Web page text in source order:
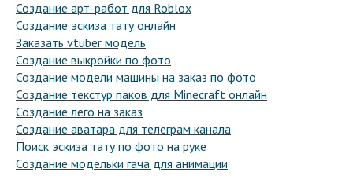
Создание арт-работ для Roblox
Создание эскиза тату онлайн
Заказать vtuber модель
Создание выкройки по фото
Создание модели машины на заказ по фото
Создание текстур паков для Minecraft онлайн
Создание лего на заказ
Создание аватара для телеграм канала
Поиск эскиза тату по фото на руке
Создание модельки гача для анимации